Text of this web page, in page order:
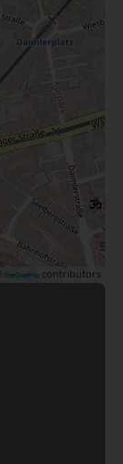
OpenStreetMap contributors